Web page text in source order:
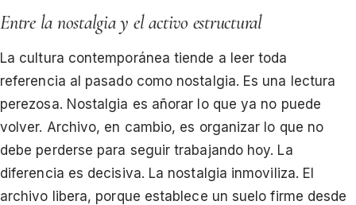
Entre la nostalgia y el activo estructural
La cultura contemporánea tiende a leer toda
referencia al pasado como nostalgia. Es una lectura
perezosa. Nostalgia es añorar lo que ya no puede
volver. Archivo, en cambio, es organizar lo que no
debe perderse para seguir trabajando hoy. La
diferencia es decisiva. La nostalgia inmoviliza. El
archivo libera, porque establece un suelo firme desde